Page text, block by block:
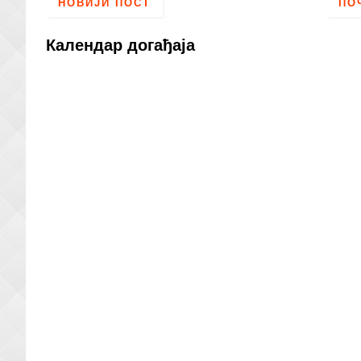
НОВИЈИ ПОСТ
Календар догађаја